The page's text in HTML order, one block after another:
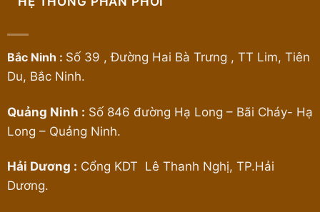
Bắc Ninh : Số 39 , Đường Hai Bà Trưng , TT Lim, Tiên
Du, Bắc Ninh.
Quảng Ninh : Số 846 đường Hạ Long – Bãi Cháy- Hạ
Long – Quảng Ninh.
Hải Dương : Cổng KDT Lê Thanh Nghị, TP.Hải
Dương.